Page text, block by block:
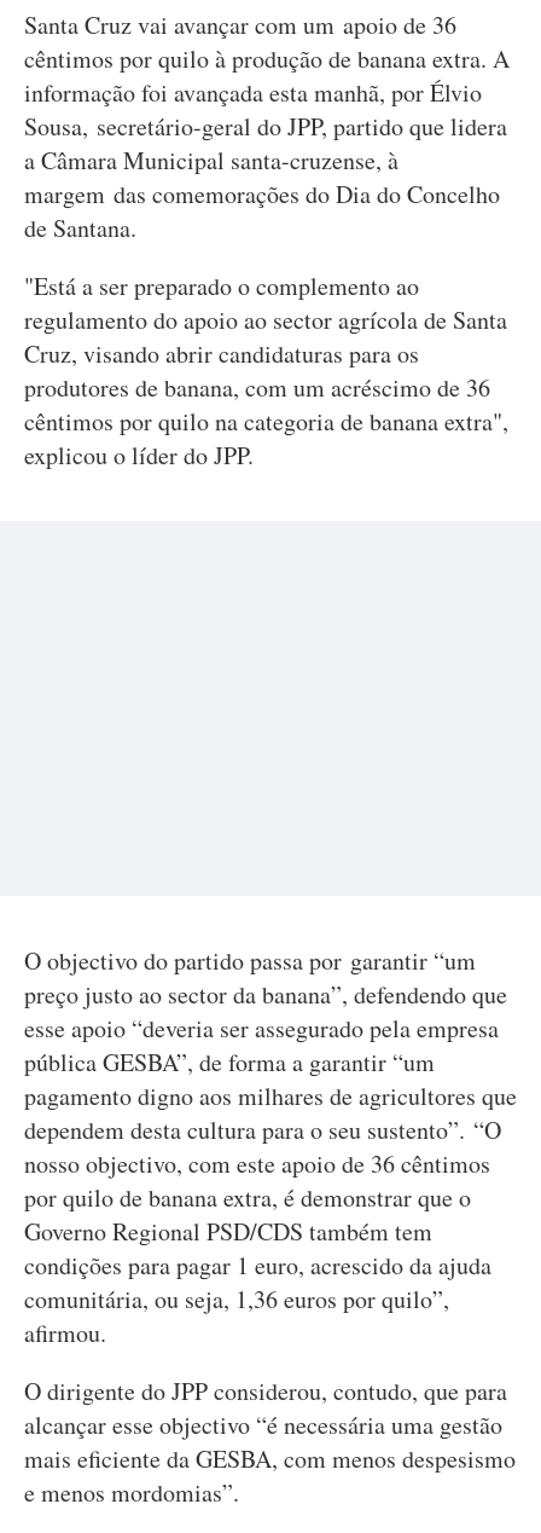
Santa Cruz vai avançar com um apoio de 36
cêntimos por quilo à produção de banana extra. A
informação foi avançada esta manhã, por Élvio
Sousa, secretário-geral do JPP, partido que lidera
a Câmara Municipal santa-cruzense, à
margem das comemorações do Dia do Concelho
de Santana.
"Está a ser preparado o complemento ao
regulamento do apoio ao sector agrícola de Santa
Cruz, visando abrir candidaturas para os
produtores de banana, com um acréscimo de 36
cêntimos por quilo na categoria de banana extra",
explicou o líder do JPP.
O objectivo do partido passa por garantir “um
preço justo ao sector da banana”, defendendo que
esse apoio “deveria ser assegurado pela empresa
pública GESBA”, de forma a garantir “um
pagamento digno aos milhares de agricultores que
dependem desta cultura para o seu sustento”. “O
nosso objectivo, com este apoio de 36 cêntimos
por quilo de banana extra, é demonstrar que o
Governo Regional PSD/CDS também tem
condições para pagar 1 euro, acrescido da ajuda
comunitária, ou seja, 1,36 euros por quilo”,
afirmou.
O dirigente do JPP considerou, contudo, que para
alcançar esse objectivo “é necessária uma gestão
mais eficiente da GESBA, com menos despesismo
e menos mordomias”.